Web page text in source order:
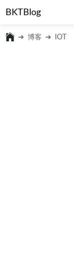
BKTBlog
博客 IOT